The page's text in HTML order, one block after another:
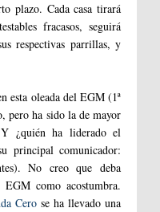
plazo. Cada casa tirará
fracasos, seguirá
respectivas parrillas, y
esta oleada del EGM (1ª
pero ha sido la de mayor
Y ¿quién ha liderado el
principal comunicador:
No creo que deba
como acostumbra.
Cero se ha llevado una